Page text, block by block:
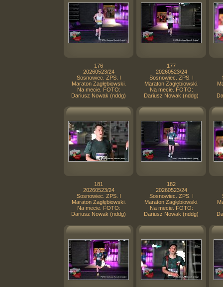
176
20260523/24
Sosnowiec. ZPS. I
Maraton Zagłębiowski.
Na mecie. FOTO:
Dariusz Nowak (nddg)
177
20260523/24
Sosnowiec. ZPS. I
Maraton Zagłębiowski.
Na mecie. FOTO:
Dariusz Nowak (nddg)
181
20260523/24
Sosnowiec. ZPS. I
Maraton Zagłębiowski.
Na mecie. FOTO:
Dariusz Nowak (nddg)
182
20260523/24
Sosnowiec. ZPS. I
Maraton Zagłębiowski.
Na mecie. FOTO:
Dariusz Nowak (nddg)